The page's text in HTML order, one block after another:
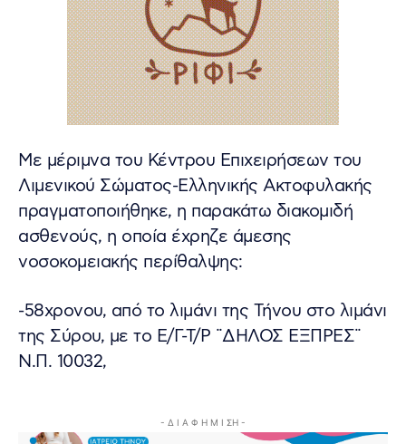
Με μέριμνα του Κέντρου Επιχειρήσεων του
Λιμενικού Σώματος-Ελληνικής Ακτοφυλακής
πραγματοποιήθηκε, η παρακάτω διακομιδή
ασθενούς, η οποία έχρηζε άμεσης
νοσοκομειακής περίθαλψης:
-58χρονου, από το λιμάνι της Τήνου στο λιμάνι
της Σύρου, με το Ε/Γ-Τ/Ρ ¨ΔΗΛΟΣ ΕΞΠΡΕΣ¨
N.Π. 10032,
- Δ Ι Α Φ Η Μ Ι ΣΗ -